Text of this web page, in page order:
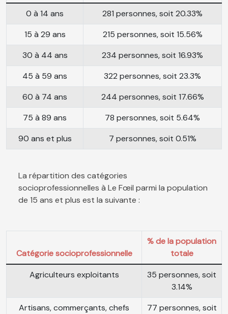
0 à 14 ans
281 personnes, soit 20.33%
15 à 29 ans
215 personnes, soit 15.56%
30 à 44 ans
234 personnes, soit 16.93%
45 à 59 ans
322 personnes, soit 23.3%
60 à 74 ans
244 personnes, soit 17.66%
75 à 89 ans
78 personnes, soit 5.64%
90 ans et plus
7 personnes, soit 0.51%
La répartition des catégories
socioprofessionnelles à Le Fœil parmi la population
de 15 ans et plus est la suivante :
Catégorie socioprofessionnelle
% de la population
totale
Agriculteurs exploitants
35 personnes, soit
3.14%
Artisans, commerçants, chefs
77 personnes, soit